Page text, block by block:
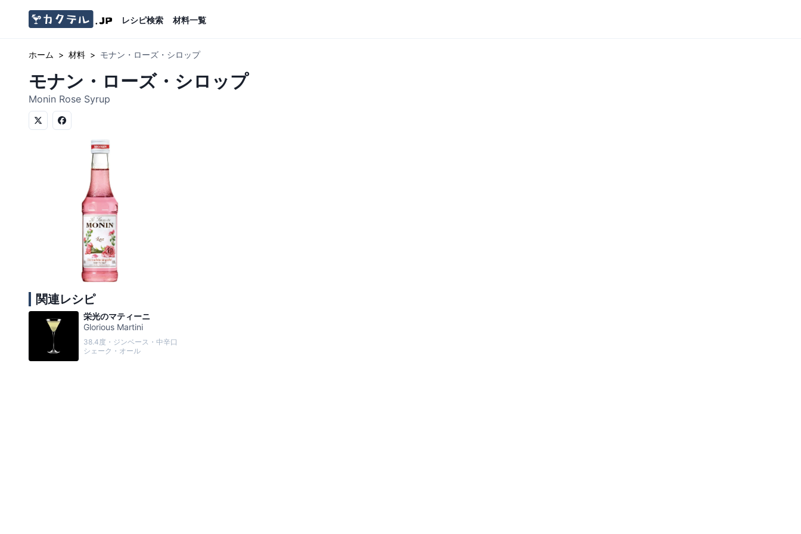
レシピ検索 材料一覧
ホーム > 材料 > モナン・ローズ・シロップ
モナン・ローズ・シロップ
Monin Rose Syrup
関連レシピ
栄光のマティーニ
Glorious Martini
38.4度・ジンベース・中辛口
シェーク・オール